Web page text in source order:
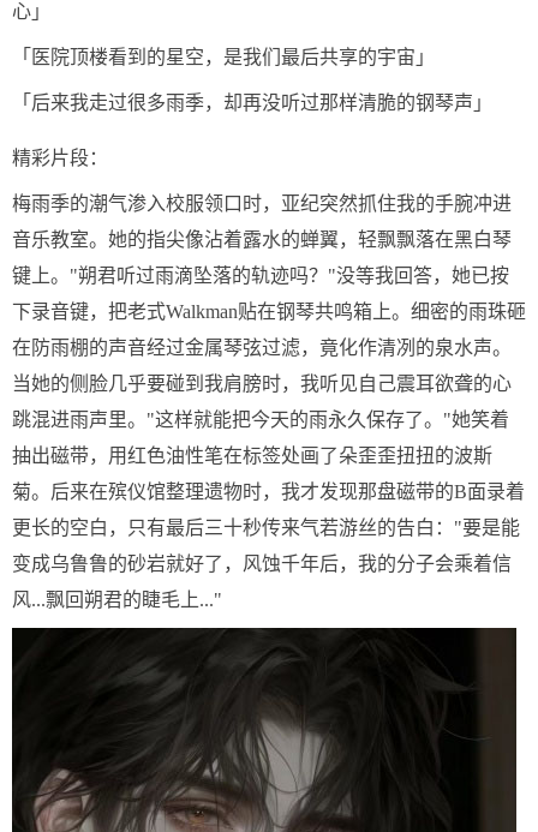
心」
「医院顶楼看到的星空，是我们最后共享的宇宙」
「后来我走过很多雨季，却再没听过那样清脆的钢琴声」
精彩片段：
梅雨季的潮气渗入校服领口时，亚纪突然抓住我的手腕冲进
音乐教室。她的指尖像沾着露水的蝉翼，轻飘飘落在黑白琴
键上。"朔君听过雨滴坠落的轨迹吗？"没等我回答，她已按
下录音键，把老式Walkman贴在钢琴共鸣箱上。细密的雨珠砸
在防雨棚的声音经过金属琴弦过滤，竟化作清冽的泉水声。
当她的侧脸几乎要碰到我肩膀时，我听见自己震耳欲聋的心
跳混进雨声里。"这样就能把今天的雨永久保存了。"她笑着
抽出磁带，用红色油性笔在标签处画了朵歪歪扭扭的波斯
菊。后来在殡仪馆整理遗物时，我才发现那盘磁带的B面录着
更长的空白，只有最后三十秒传来气若游丝的告白："要是能
变成乌鲁鲁的砂岩就好了，风蚀千年后，我的分子会乘着信
风...飘回朔君的睫毛上..."